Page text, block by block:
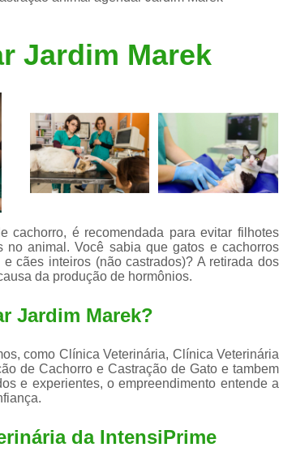
Clínica Veterinária Especializada em Cães
Clínica Veterinária Santo André
Consulta de
Consulta Médica
Consulta Médica Veterinária para
Consulta para
Consulta para Animais Silvestres São
Consulta para Silvestres
Consulta Veterinária para Silvestres
Exame de Endoscopia Veterinária
Exame de Raio X para Animais
Exame de Ultrassom para
Exame para Cachorro
Jardim Marek
cachorro, é recomendada para evitar filhotes
animal. Você sabia que gatos e cachorros
cães inteiros (não castrados)? A retirada dos
da produção de hormônios.
Jardim Marek?
como Clínica Veterinária, Clínica Veterinária
de Cachorro e Castração de Gato e tambem
e experientes, o empreendimento entende a
da IntensiPrime